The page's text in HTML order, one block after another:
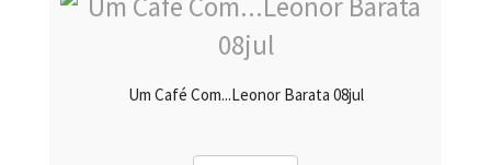
Um Café Com...Leonor Barata 08jul